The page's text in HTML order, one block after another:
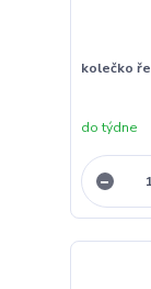
kolečko
do týdne